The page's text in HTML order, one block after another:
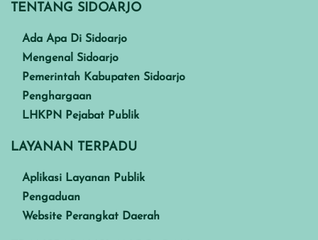
TENTANG SIDOARJO
Ada Apa Di Sidoarjo
Mengenal Sidoarjo
Pemerintah Kabupaten Sidoarjo
Penghargaan
LHKPN Pejabat Publik
LAYANAN TERPADU
Aplikasi Layanan Publik
Pengaduan
Website Perangkat Daerah